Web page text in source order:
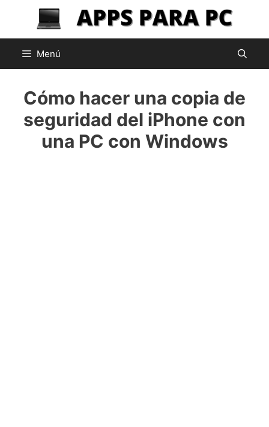
contenido
Menú
Cómo hacer una copia de
seguridad del iPhone con
una PC con Windows